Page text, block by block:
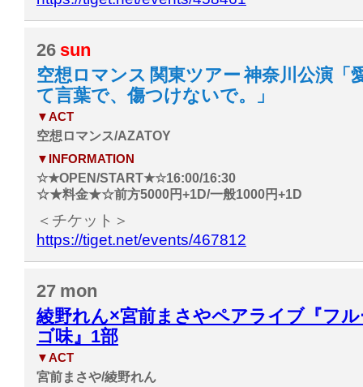
26 sun
空想ロマンス 関東ツアー 神奈川公演「
て言葉で、傷つけないで。」
▼ACT
空想ロマンス/AZATOY
▼INFORMATION
☆★OPEN/START★☆16:00/16:30
☆★料金★☆前方5000円+1D/一般1000円+1D
＜チケット＞
https://tiget.net/events/467812
27 mon
綾野れん×宮前まさやペアライブ『フ
ゴ味』1部
▼ACT
宮前まさや/綾野れん